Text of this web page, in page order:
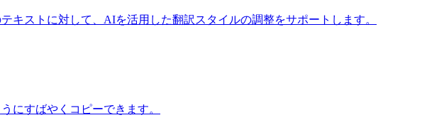
キストに対して、AIを活用した翻訳スタイルの調整をサポートします。
にすばやくコピーできます。